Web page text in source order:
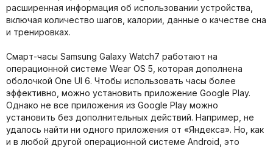
расширенная информация об использовании устройства,
включая количество шагов, калории, данные о качестве сна
и тренировках.
Смарт-часы Samsung Galaxy Watch7 работают на
операционной системе Wear OS 5, которая дополнена
оболочкой One UI 6. Чтобы использовать часы более
эффективно, можно установить приложение Google Play.
Однако не все приложения из Google Play можно
установить без дополнительных действий. Например, не
удалось найти ни одного приложения от «Яндекса». Но, как
и в любой другой операционной системе Android, это